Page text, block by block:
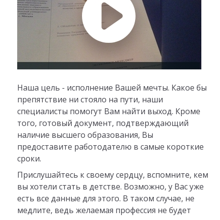
Наша цель - исполнение Вашей мечты. Какое бы
препятствие ни стояло на пути, наши
специалисты помогут Вам найти выход. Кроме
того, готовый документ, подтверждающий
наличие высшего образования, Вы
предоставите работодателю в самые короткие
сроки.
Прислушайтесь к своему сердцу, вспомните, кем
вы хотели стать в детстве. Возможно, у Вас уже
есть все данные для этого. В таком случае, не
медлите, ведь желаемая профессия не будет